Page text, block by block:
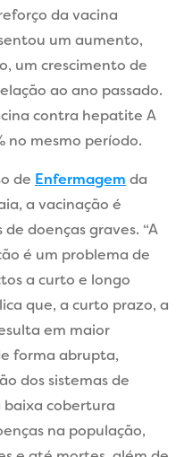
da vacina
um aumento,
um crescimento de
ao ano passado.
contra hepatite A
no mesmo período.
de Enfermagem da
a vacinação é
doenças graves. “A
é um problema de
a curto e longo
que, a curto prazo, a
em maior
forma abrupta,
dos sistemas de
baixa cobertura
na população,